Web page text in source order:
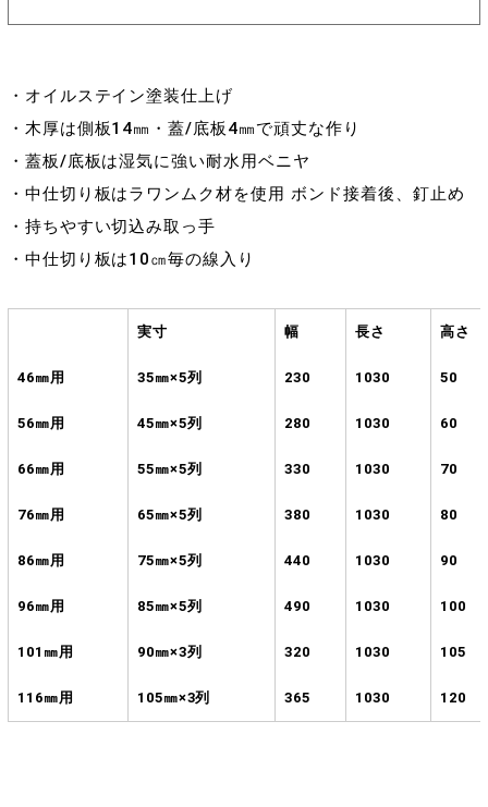
・オイルステイン塗装仕上げ
・木厚は側板14㎜・蓋/底板4㎜で頑丈な作り
・蓋板/底板は湿気に強い耐水用ベニヤ
・中仕切り板はラワンムク材を使用 ボンド接着後、釘止め
・持ちやすい切込み取っ手
・中仕切り板は10㎝毎の線入り
実寸 幅 長さ 高さ
46㎜用 35㎜×5列 230 1030 50
56㎜用 45㎜×5列 280 1030 60
66㎜用 55㎜×5列 330 1030 70
76㎜用 65㎜×5列 380 1030 80
86㎜用 75㎜×5列 440 1030 90
96㎜用 85㎜×5列 490 1030 100
101㎜用 90㎜×3列 320 1030 105
116㎜用 105㎜×3列 365 1030 120